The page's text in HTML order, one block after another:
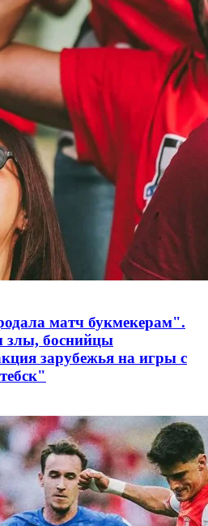
матч букмекерам".
злы, боснийцы
зарубежья на игры с